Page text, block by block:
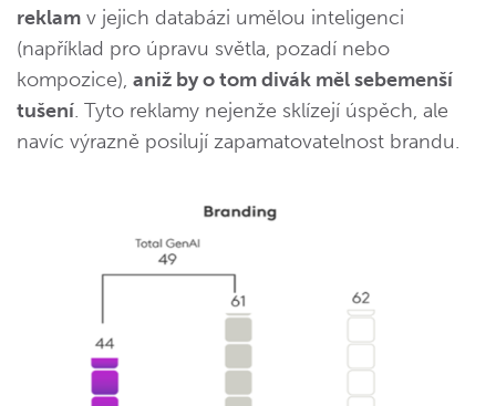
reklam v jejich databázi umělou inteligenci
(například pro úpravu světla, pozadí nebo
kompozice), aniž by o tom divák měl sebemenší
tušení. Tyto reklamy nejenže sklízejí úspěch, ale
navíc výrazně posilují zapamatovatelnost brandu.